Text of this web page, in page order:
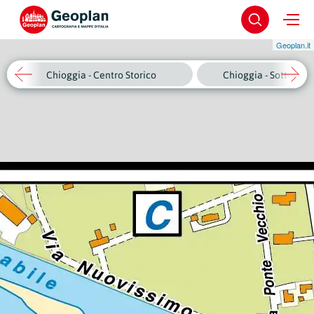
Geoplan.it
Chioggia - Centro Storico Chioggia -